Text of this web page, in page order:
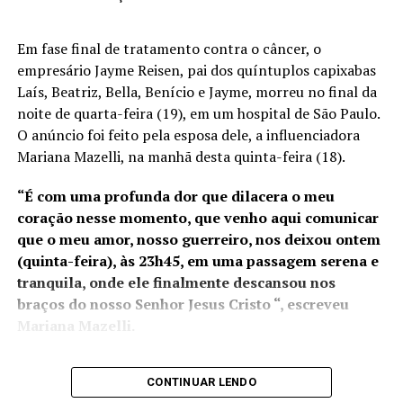
A forma como as cidades destinam o RSU foi o último
ponto abordado pelo palestrante. “Hoje existem
tecnologias que você proporciona o processo de
diferentes fontes energéticas. Desde a questão de gás
combustível, que pode ser utilizado no processo de
geração de energia elétrica, até mesmo processo que
envolve a transformação do RSU em biocombustível”,
apontou.
O professor lembrou que o Novo Marco do Saneamento
fim dos lixões em todos os municípios brasileiros até
2024. “Pesquisadores dizem que se nós continuarmos
Espírito Santo e atuará em
novos projetos portuários
em execução, como o Porto
da Imetame, com data de
início de operação para
2025. No ano passado, os
portos capixabas
movimentaram R$ 35
bilhões em mercadorias e a
possível transferência da
Alfândega para o Rio de
Janeiro pode gerar
prejuízos à competitividade
Em fase final de tratamento contra o câncer, o
empresário Jayme Reisen, pai dos quíntuplos capixabas
Laís, Beatriz, Bella, Benício e Jayme, morreu no final da
noite de quarta-feira (19), em um hospital de São Paulo.
O anúncio foi feito pela esposa dele, a influenciadora
Mariana Mazelli, na manhã desta quinta-feira (18).
“É com uma profunda dor que dilacera o meu
coração nesse momento, que venho aqui comunicar
que o meu amor, nosso guerreiro, nos deixou ontem
(quinta-feira), às 23h45, em uma passagem serena e
tranquila, onde ele finalmente descansou nos
braços do nosso Senhor Jesus Cristo “, escreveu
Mariana Mazelli.
Jayme estava em fase final detratamento que só foi
CONTINUAR LENDO